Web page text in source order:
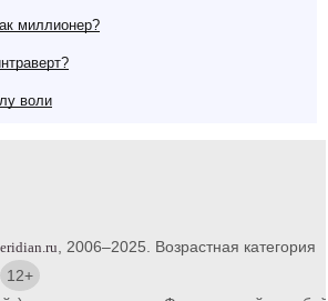
миллионер?
воли
, 2006–2025. Возрастная категория
12+